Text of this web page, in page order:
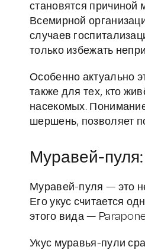
становятся
Всемирной
случаев
только избежать
Особенно актуально
также для тех, кто
насекомых.
шершень, позволяет
Муравей-
Муравей-пуля — это
Его укус считается
этого вида —
Укус муравья-пули